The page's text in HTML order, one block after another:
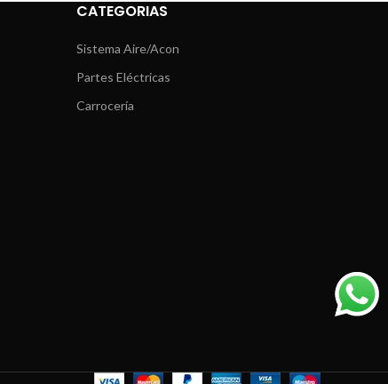
CATEGORIAS
Sistema Aire/Acon
Partes Eléctricas
Carrocería